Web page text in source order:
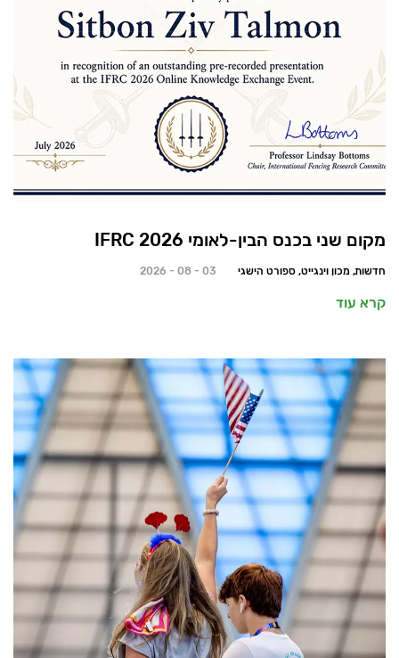
מקום שני בכנס הבין-לאומי 2026 IFRC
חדשות, מכון וינגייט, ספורט הישגי 03 - 08 - 2026
קרא עוד